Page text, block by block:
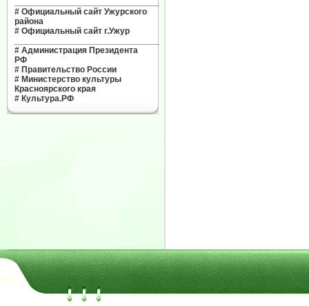
# Официальный сайт Ужурского
района
# Официальный сайт г.Ужур
# Администрация Президента
РФ
# Правительство России
# Министерство культуры
Красноярского края
# Культура.РФ
МБУК "Ужурская ЦБС" | 2011-2026 | www.cbsuzr.ru